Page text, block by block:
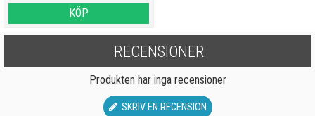
KÖP
RECENSIONER
Produkten har inga recensioner
SKRIV EN RECENSION